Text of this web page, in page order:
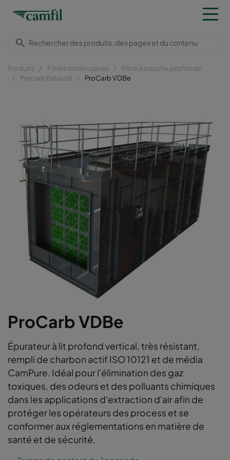
Produits Filtres moléculaires
Filtre à couche profonde
Procarb Exhaust
ProCarb VDBe
ProCarb VDBe
Épurateur à lit profond vertical, très résistant,
rempli de charbon actif ISO 10121 et de média
CamPure. Idéal pour l'élimination des gaz
toxiques, des odeurs et des polluants chimiques
dans les applications d'extraction d'air afin de
protéger les opérateurs des process et se
conformer aux réglementations en matière de
santé et de sécurité.